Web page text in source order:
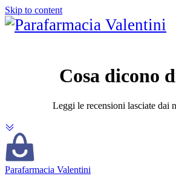
Skip to content
Cosa dicono
Leggi le recensioni lasciate dai
Parafarmacia Valentini